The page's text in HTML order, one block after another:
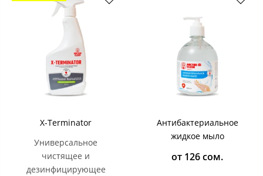
X-Terminator
Универсальное
чистящее и
дезинфицирующее
Антибактериальное
жидкое мыло
от 126 сом.